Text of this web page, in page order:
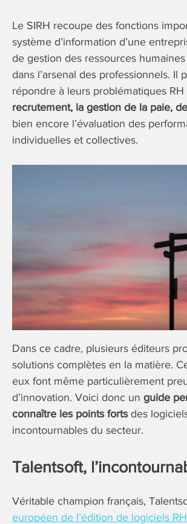
Le SIRH recoupe des fonctions
système d’information d’une
de gestion des ressources
dans l’arsenal des professionnels. Il
répondre à leurs problématiques
recrutement, la gestion de la paie,
bien encore l’évaluation des
individuelles et collectives.
Dans ce cadre, plusieurs éditeurs
solutions complètes en la matière.
eux font même particulièrement
d’innovation. Voici donc un guide
connaître les points fortsdes
incontournables du secteur.
Talentsoft,
Véritable champion français,
européen de l’édition de logiciels RH